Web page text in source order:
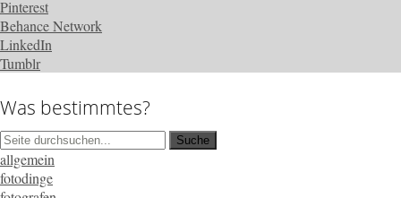
Pinterest
Behance Network
LinkedIn
Tumblr
Was bestimmtes?
allgemein
fotodinge